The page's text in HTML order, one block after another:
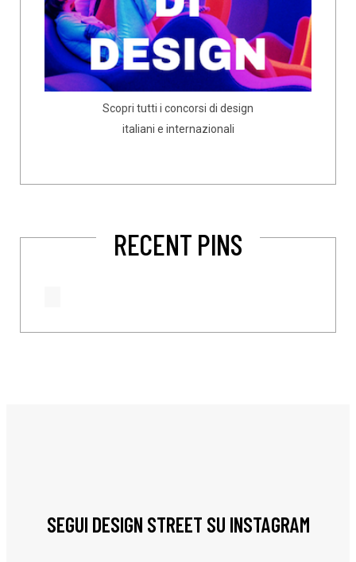
Scopri tutti i concorsi di design
italiani e internazionali
RECENT PINS
SEGUI DESIGN STREET SU INSTAGRAM